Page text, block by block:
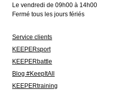
Le vendredi de 09h00 à 14h00
Fermé tous les jours fériés
Service clients
KEEPERsport
KEEPERbattle
Blog #KeepItAll
KEEPERtraining